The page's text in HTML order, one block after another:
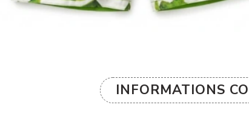
INFORMATIONS